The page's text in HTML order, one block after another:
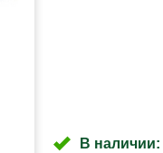
В наличии: